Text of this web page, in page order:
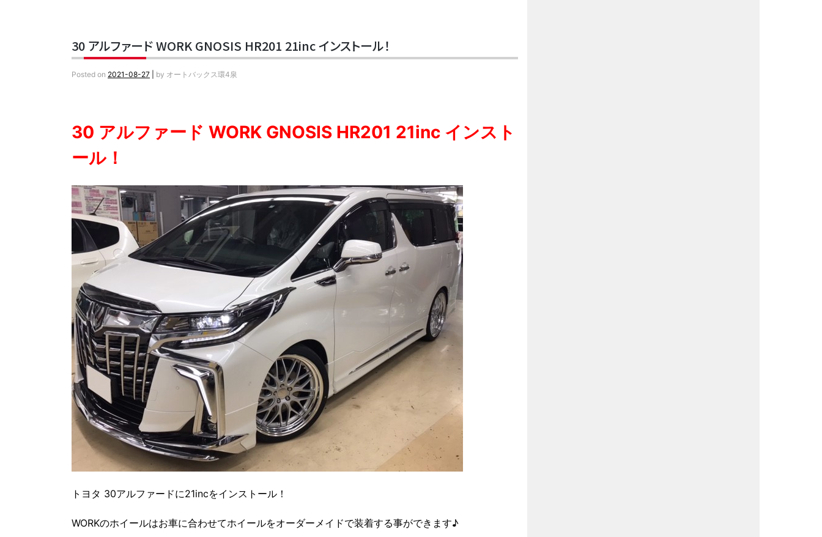
30 アルファード WORK GNOSIS HR201 21inc インストール！
Posted on 2021-08-27 by オートバックス環4泉
30 アルファード WORK GNOSIS HR201 21inc インスト
ール！
トヨタ 30アルファードに21incをインストール！
WORKのホイールはお車に合わせてホイールをオーダーメイドで装着する事ができます♪